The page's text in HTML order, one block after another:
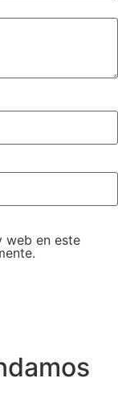
web en este